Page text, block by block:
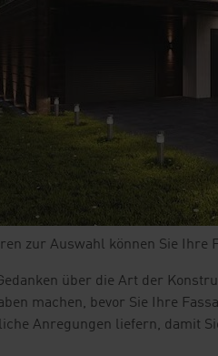
zur Auswahl können Sie Ihre
über die Art der
machen, bevor Sie Ihre
Anregungen liefern, damit